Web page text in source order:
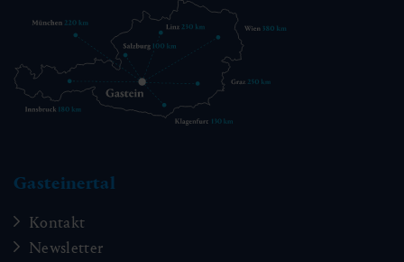
Gasteinertal
Kontakt
Newsletter